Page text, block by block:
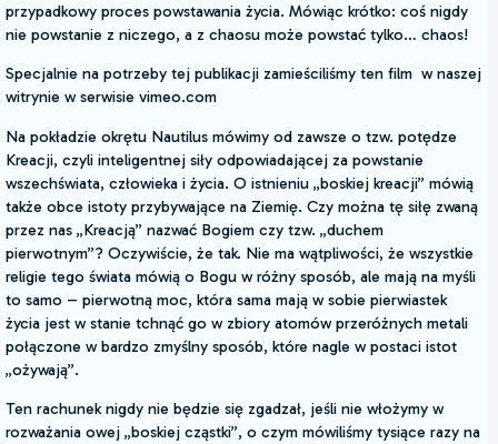
przypadkowy proces powstawania życia. Mówiąc krótko: coś nigdy
nie powstanie z niczego, a z chaosu może powstać tylko… chaos!
Specjalnie na potrzeby tej publikacji zamieściliśmy ten film w naszej
witrynie w serwisie vimeo.com
Na pokładzie okrętu Nautilus mówimy od zawsze o tzw. potędze
Kreacji, czyli inteligentnej siły odpowiadającej za powstanie
wszechświata, człowieka i życia. O istnieniu „boskiej kreacji” mówią
także obce istoty przybywające na Ziemię. Czy można tę siłę zwaną
przez nas „Kreacją” nazwać Bogiem czy tzw. „duchem
pierwotnym”? Oczywiście, że tak. Nie ma wątpliwości, że wszystkie
religie tego świata mówią o Bogu w różny sposób, ale mają na myśli
to samo – pierwotną moc, która sama mają w sobie pierwiastek
życia jest w stanie tchnąć go w zbiory atomów przeróżnych metali
połączone w bardzo zmyślny sposób, które nagle w postaci istot
„ożywają”.
Ten rachunek nigdy nie będzie się zgadzał, jeśli nie włożymy w
rozważania owej „boskiej cząstki”, o czym mówiliśmy tysiące razy na